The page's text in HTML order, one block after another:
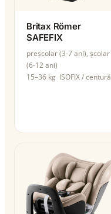
Britax Römer
SAFEFIX
preșcolar (3-7 ani), școlar
(6-12 ani)
15–36 kg ISOFIX / centură